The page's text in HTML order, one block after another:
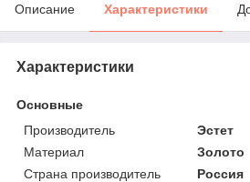
Описание Характеристики
Характеристики
Основные
Производитель
Эстет
Материал
Золото
Страна производитель
Россия